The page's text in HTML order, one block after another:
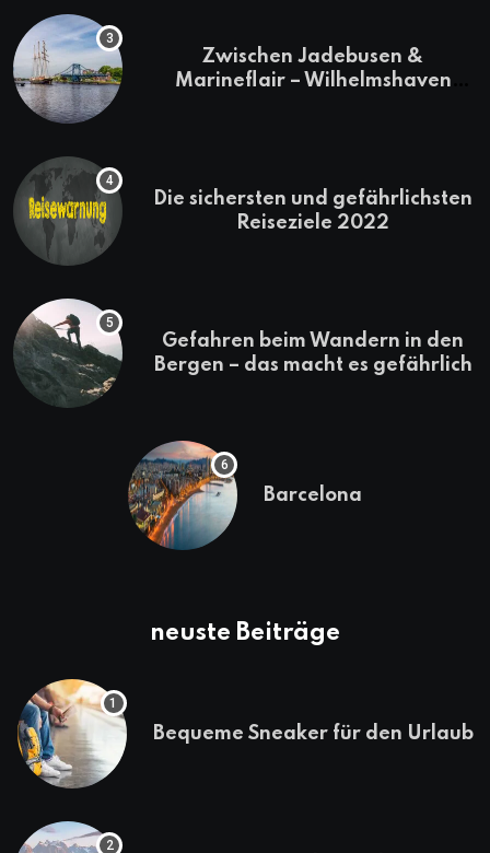
Zwischen Jadebusen &
Marineflair – Wilhelmshaven
Die sichersten und gefährlichsten
Reiseziele 2022
Gefahren beim Wandern in den
Bergen – das macht es gefährlich
Barcelona
neuste Beiträge
Bequeme Sneaker für den Urlaub